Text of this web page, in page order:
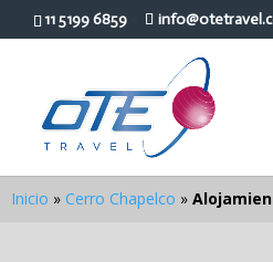
11 5199 6859
Inicio » Cerro Chapelco »